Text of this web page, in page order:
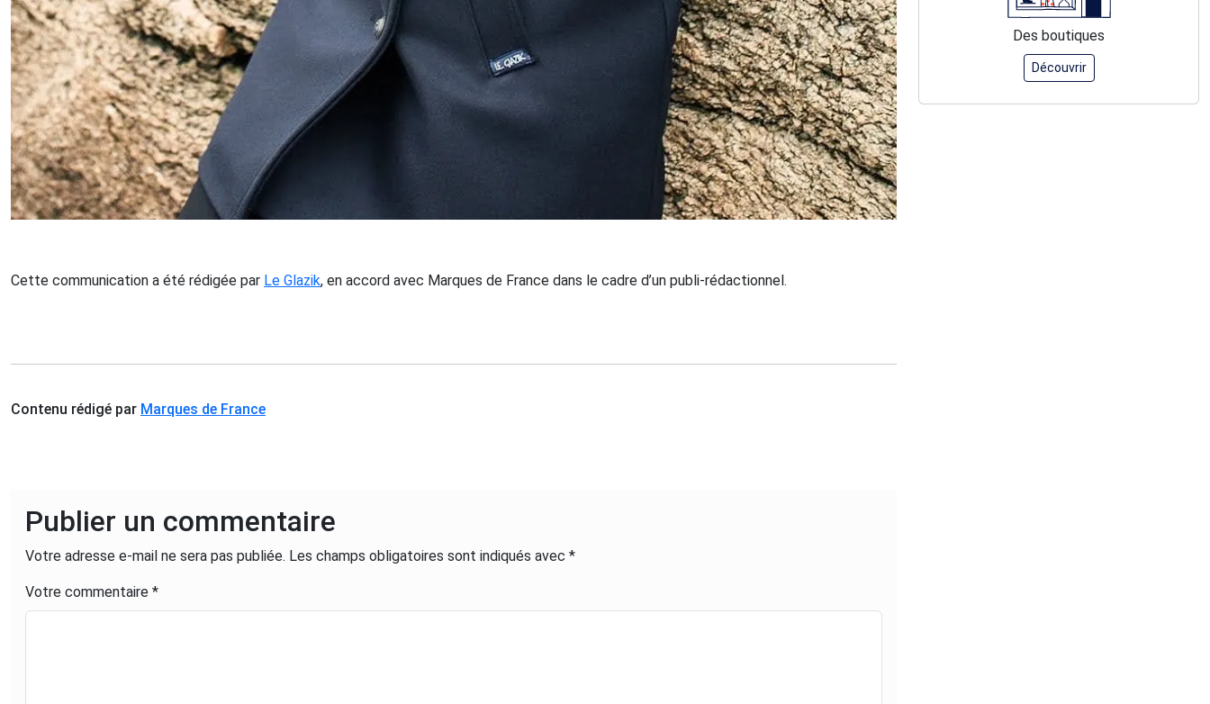
Cette communication a été rédigée par Le Glazik, en accord avec Marques de France dans le cadre d’un publi-rédactionnel.
Contenu rédigé par Marques de France
Publier un commentaire
Votre adresse e-mail ne sera pas publiée. Les champs obligatoires sont indiqués avec *
Votre commentaire *
Des boutiques
Découvrir